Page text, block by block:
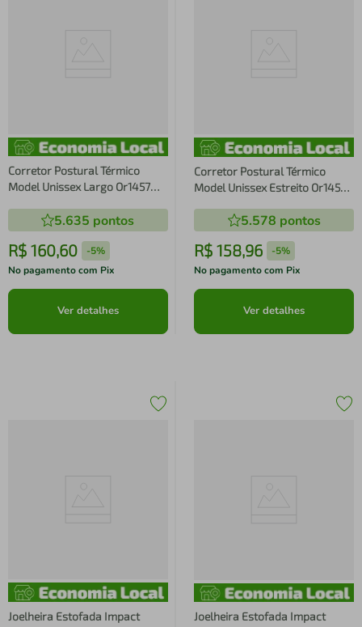
Corretor Postural Térmico
Model Unissex Largo Or1457
5.635 pontos
R$ 160,60 -5%
No pagamento com Pix
Ver detalhes
Corretor Postural Térmico
Model Unissex Estreito Or1456
5.578 pontos
R$ 158,96 -5%
No pagamento com Pix
Ver detalhes
Joelheira Estofada Impact
Joelheira Estofada Impact